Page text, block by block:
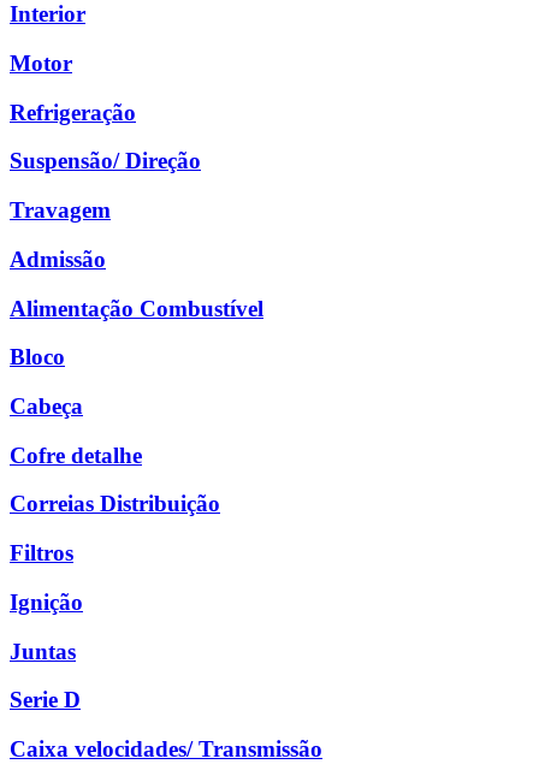
Interior
Motor
Refrigeração
Suspensão/ Direção
Travagem
Admissão
Alimentação Combustível
Bloco
Cabeça
Cofre detalhe
Correias Distribuição
Filtros
Ignição
Juntas
Serie D
Caixa velocidades/ Transmissão